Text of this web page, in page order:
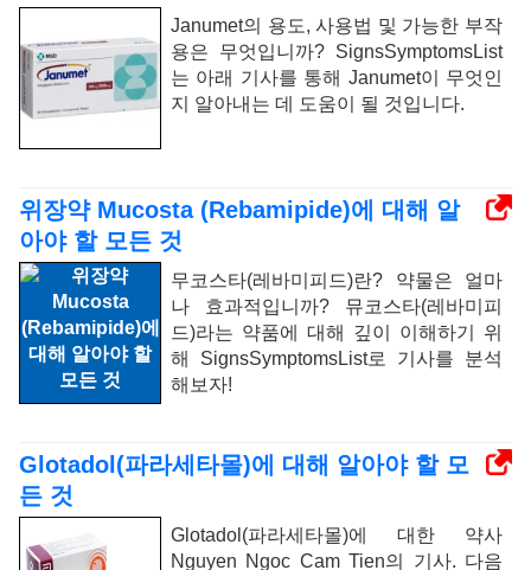
Janumet의 용도, 사용법 및 가능한 부작
용은 무엇입니까? SignsSymptomsList
는 아래 기사를 통해 Janumet이 무엇인
지 알아내는 데 도움이 될 것입니다.
위장약 Mucosta (Rebamipide)에 대해 알
아야 할 모든 것
무코스타(레바미피드)란? 약물은 얼마
나 효과적입니까? 뮤코스타(레바미피
드)라는 약품에 대해 깊이 이해하기 위
해 SignsSymptomsList로 기사를 분석
해보자!
Glotadol(파라세타몰)에 대해 알아야 할 모
든 것
Glotadol(파라세타몰)에 대한 약사
Nguyen Ngoc Cam Tien의 기사. 다음